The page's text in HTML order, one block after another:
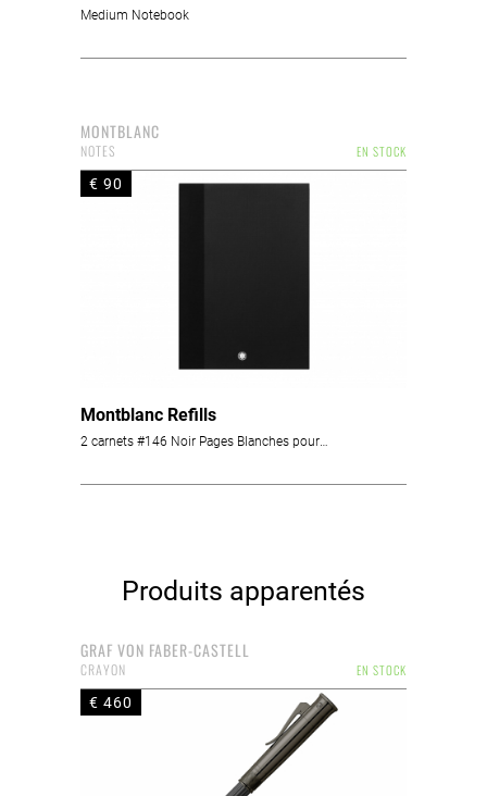
Medium Notebook
MONTBLANC
EN STOCK
NOTES
€ 90
Montblanc Refills
2 carnets #146 Noir Pages Blanches pour l'Augmented Paper
Produits apparentés
GRAF VON FABER-CASTELL
EN STOCK
CRAYON
€ 460